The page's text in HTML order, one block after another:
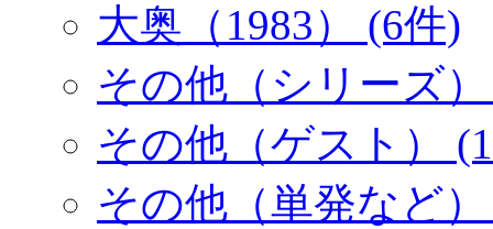
大奥（1983） (6件)
その他（シリーズ
その他（ゲスト）
その他（単発など